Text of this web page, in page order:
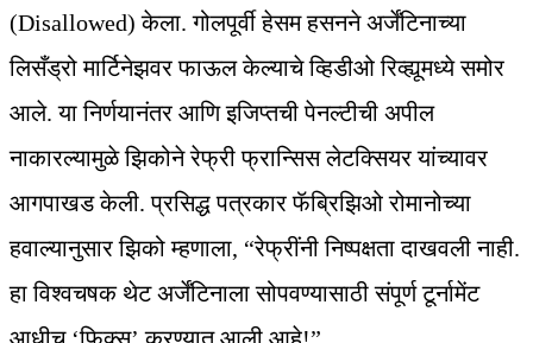
(Disallowed) केला. गोलपूर्वी हेसम हसनने अर्जेंटिनाच्या
लिसँड्रो मार्टिनेझवर फाऊल केल्याचे व्हिडीओ रिव्ह्यूमध्ये समोर
आले. या निर्णयानंतर आणि इजिप्तची पेनल्टीची अपील
नाकारल्यामुळे झिकोने रेफ्री फ्रान्सिस लेटक्सियर यांच्यावर
आगपाखड केली. प्रसिद्ध पत्रकार फॅब्रिझिओ रोमानोच्या
हवाल्यानुसार झिको म्हणाला, “रेफ्रींनी निष्पक्षता दाखवली नाही.
हा विश्वचषक थेट अर्जेंटिनाला सोपवण्यासाठी संपूर्ण टूर्नामेंट